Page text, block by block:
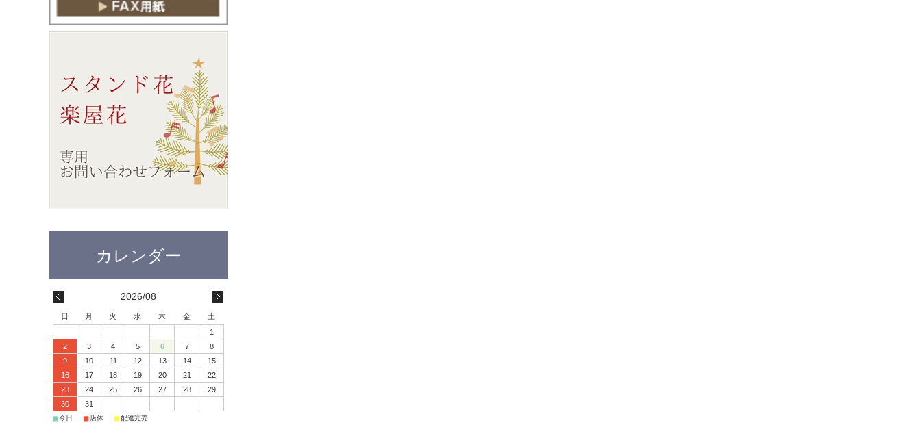
2026/08
日 月 火 水 木 金
土
1
2
3 4 5 6 7
8
9
10 11 12 13 14
15
16
17 18 19 20 21
22
23
24 25 26 27 28
29
30
31
■今日 ■ 店休 ■配達完売